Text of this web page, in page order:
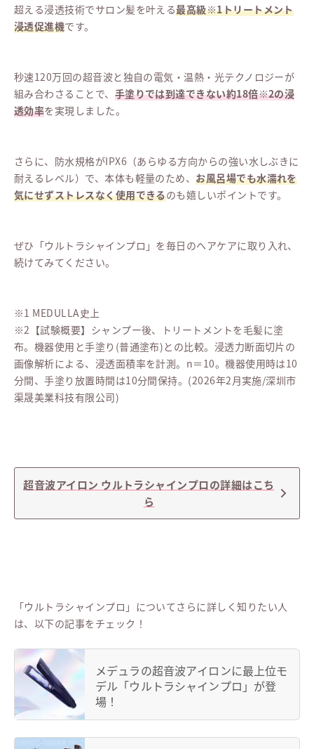
超える浸透技術でサロン髪を叶える最高級※1トリートメント
浸透促進機です。
秒速120万回の超音波と独自の電気・温熱・光テクノロジーが
組み合わさることで、 手塗りでは到達できない約18倍※2の浸
透効率を実現しました。
さらに、防水規格がIPX6（あらゆる方向からの強い水しぶきに
耐えるレベル）で、本体も軽量のため、お風呂場でも水濡れを
気にせずストレスなく使用できるのも嬉しいポイントです。
ぜひ「ウルトラシャインプロ」を毎日のヘアケアに取り入れ、
続けてみてください。
※1 MEDULLA史上
※2【試験概要】シャンプー後、トリートメントを毛髪に塗
布。機器使用と手塗り(普通塗布)との比較。浸透力断面切片の
画像解析による、浸透面積率を計測。n＝10。機器使用時は10
分間、手塗り放置時間は10分間保持。(2026年2月実施/深圳市
渠晟美業科技有限公司)
超音波アイロン ウルトラシャインプロの詳細はこち
ら
「ウルトラシャインプロ」についてさらに詳しく知りたい人
は、以下の記事をチェック！
メデュラの超音波アイロンに最上位モ
デル「ウルトラシャインプロ」が登
場！